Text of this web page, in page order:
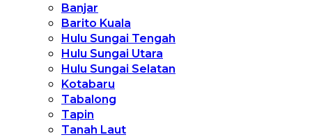
Banjar
Barito Kuala
Hulu Sungai Tengah
Hulu Sungai Utara
Hulu Sungai Selatan
Kotabaru
Tabalong
Tapin
Tanah Laut